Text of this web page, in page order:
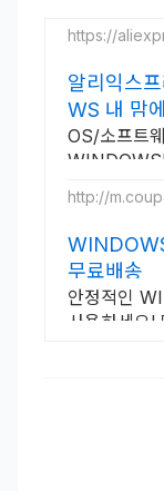
https://
알리익스
WS 내 맘
특가
OS/소프트
합리적인 가
http://
무료배송
안정적인
사용하세요